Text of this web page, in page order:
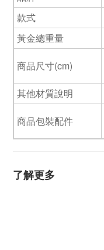
款式
黃金總重量
商品尺寸(cm)
其他材質說明
商品包裝配件
了解更多